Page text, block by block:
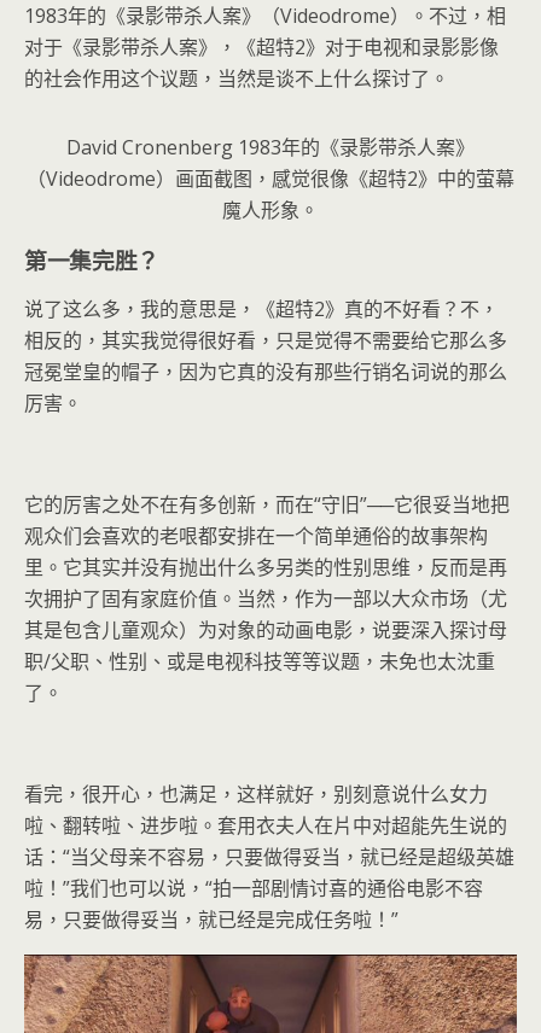
1983年的《录影带杀人案》（Videodrome）。不过，相
对于《录影带杀人案》，《超特2》对于电视和录影影像
的社会作用这个议题，当然是谈不上什么探讨了。
David Cronenberg 1983年的《录影带杀人案》
（Videodrome）画面截图，感觉很像《超特2》中的萤幕
魔人形象。
第一集完胜？
说了这么多，我的意思是，《超特2》真的不好看？不，
相反的，其实我觉得很好看，只是觉得不需要给它那么多
冠冕堂皇的帽子，因为它真的没有那些行销名词说的那么
厉害。
它的厉害之处不在有多创新，而在“守旧”──它很妥当地把
观众们会喜欢的老哏都安排在一个简单通俗的故事架构
里。它其实并没有抛出什么多另类的性别思维，反而是再
次拥护了固有家庭价值。当然，作为一部以大众市场（尤
其是包含儿童观众）为对象的动画电影，说要深入探讨母
职/父职、性别、或是电视科技等等议题，未免也太沈重
了。
看完，很开心，也满足，这样就好，别刻意说什么女力
啦、翻转啦、进步啦。套用衣夫人在片中对超能先生说的
话：“当父母亲不容易，只要做得妥当，就已经是超级英雄
啦！”我们也可以说，“拍一部剧情讨喜的通俗电影不容
易，只要做得妥当，就已经是完成任务啦！”